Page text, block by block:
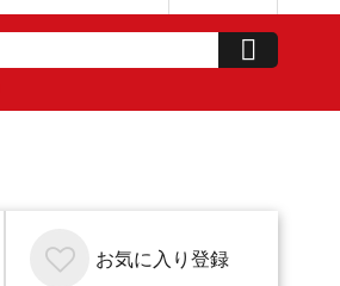
お気に入り 登録